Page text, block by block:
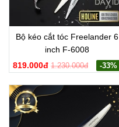
Bộ kéo cắt tóc Freelander 6
inch F-6008
819.000đ 1.230.000đ -33%